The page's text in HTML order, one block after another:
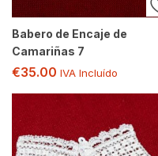
Babero de Encaje de
Camariñas 7
€35.00 IVA Incluído